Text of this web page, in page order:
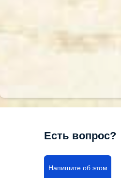
Есть вопрос?
Напишите об этом